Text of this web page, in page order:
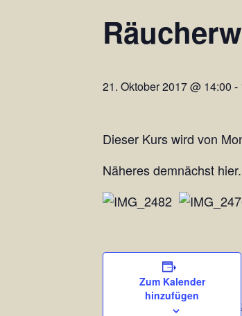
21. Oktober 2017 @ 14:00 -
Dieser Kurs wird von
Näheres demnächst hier.
Zum Kalender
hinzufügen